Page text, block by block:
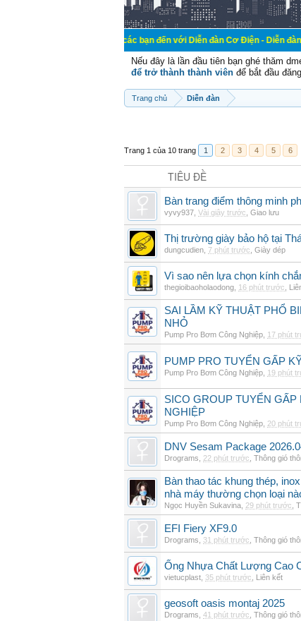
Chào mừng các bạn đến với Diễn đàn Cơ Điện - Diễn đàn Cơ điện
Nếu đây là lần đầu tiên bạn ghé thăm
để trở thành thành viên để bắt đầu
Trang chủ Diễn đàn
Trang 1 của 10 trang 1 2 3 4 5 6
TIÊU ĐỀ
Bàn trang điểm thông minh
vyvy937 Vài giây trước Giao lưu
Thị trường giày bảo hộ tại
dungcudien 7 phút trước Giày dép
Vì sao nên lựa chọn kính
thegioibaoholaodong 16 phút trước
SAI LẦM KỸ THUẬT PHỔ
NHỎ
Pump Pro Bơm Công Nghiệp 17 phút
PUMP PRO TUYỂN GẤP
Pump Pro Bơm Công Nghiệp 19 phút
SICO GROUP TUYỂN
NGHIỆP
Pump Pro Bơm Công Nghiệp 20 phút
DNV Sesam Package
Drograms 22 phút trước Thông gió
Bàn thao tác khung thép,
nhà máy thường chọn loại
Ngọc Huyền Sukavina 29 phút trước
EFI Fiery XF9.0
Drograms 31 phút trước Thông gió
Ống Nhựa Chất Lượng Cao
vietucplast 35 phút trước Liên kết
geosoft oasis montaj 2025
Drograms 41 phút trước Thông gió